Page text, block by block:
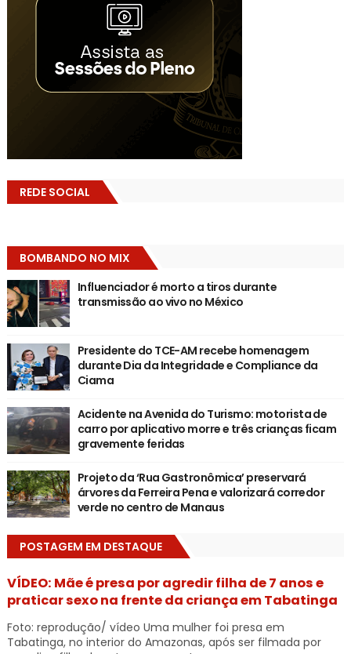
REDE SOCIAL
BOMBANDO NO MIX
Influenciador é morto a tiros durante
transmissão ao vivo no México
Presidente do TCE-AM recebe homenagem
durante Dia da Integridade e Compliance da
Ciama
Acidente na Avenida do Turismo: motorista de
carro por aplicativo morre e três crianças ficam
gravemente feridas
Projeto da ‘Rua Gastronômica’ preservará
árvores da Ferreira Pena e valorizará corredor
verde no centro de Manaus
POSTAGEM EM DESTAQUE
VÍDEO: Mãe é presa por agredir filha de 7 anos e
praticar sexo na frente da criança em Tabatinga
Foto: reprodução/ vídeo Uma mulher foi presa em
Tabatinga, no interior do Amazonas, após ser filmada por